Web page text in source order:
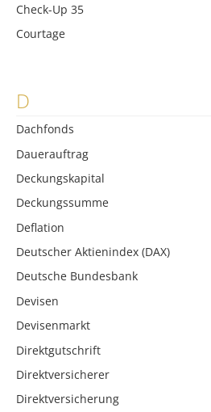
Check-Up 35
Courtage
D
Dachfonds
Dauerauftrag
Deckungskapital
Deckungssumme
Deflation
Deutscher Aktienindex (DAX)
Deutsche Bundesbank
Devisen
Devisenmarkt
Direktgutschrift
Direktversicherer
Direktversicherung